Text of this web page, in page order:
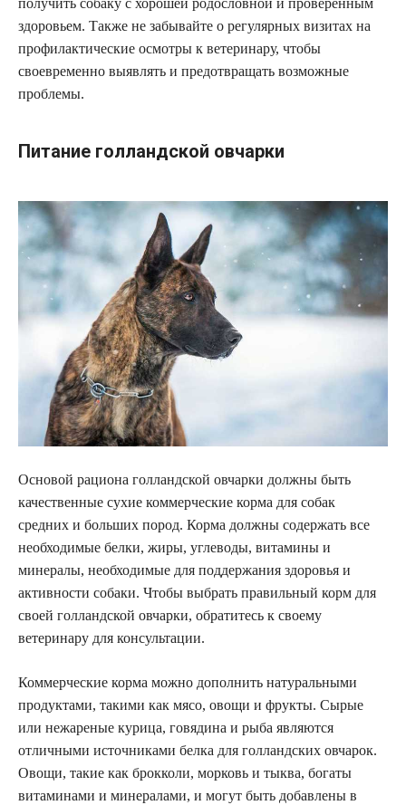
здоровьем. Также не забывайте о регулярных визитах на
профилактические осмотры к ветеринару, чтобы
своевременно выявлять и предотвращать возможные
проблемы.
Питание голландской овчарки
Основой рациона голландской овчарки должны быть
качественные сухие коммерческие корма для собак
средних и больших пород. Корма должны содержать все
необходимые белки, жиры, углеводы, витамины и
минералы, необходимые для поддержания здоровья и
активности собаки. Чтобы выбрать правильный корм для
своей голландской овчарки, обратитесь к своему
ветеринару для консультации.
Коммерческие корма можно дополнить натуральными
продуктами, такими как мясо, овощи и фрукты. Сырые
или нежареные курица, говядина и рыба являются
отличными источниками белка для голландских овчарок.
Овощи, такие как брокколи, морковь и тыква, богаты
витаминами и минералами, и могут быть добавлены в